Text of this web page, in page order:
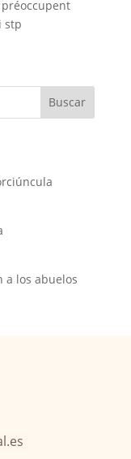
stp
Buscar
a los abuelos